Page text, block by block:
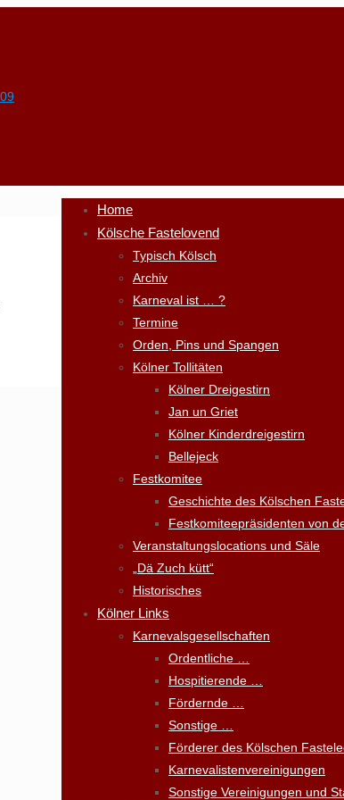
Home
Kölsche Fastelovend
Typisch Kölsch
Archiv
Karneval ist … ?
Termine
Orden, Pins und Spangen
Kölner Tollitäten
Kölner Dreigestirn
Jan un Griet
Kölner Kinderdreigestirn
Bellejeck
Festkomitee
Geschichte des Kölschen
Festkomiteepräsidenten von
Veranstaltungslocations und Säle
„Dä Zuch kütt“
Historisches
Kölner Links
Karnevalsgesellschaften
Ordentliche …
Hospitierende …
Fördernde …
Sonstige …
Förderer des Kölschen
Karnevalistenvereinigungen
Sonstige Vereinigungen und